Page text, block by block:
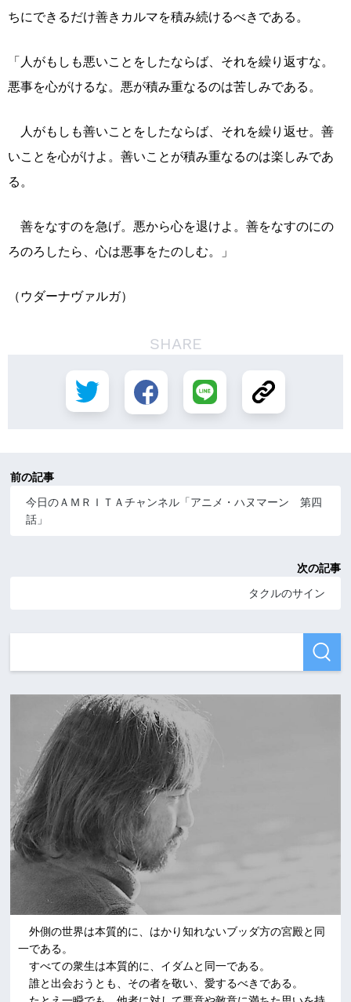
ちにできるだけ善きカルマを積み続けるべきである。
「人がもしも悪いことをしたならば、それを繰り返すな。
悪事を心がけるな。悪が積み重なるのは苦しみである。
人がもしも善いことをしたならば、それを繰り返せ。善
いことを心がけよ。善いことが積み重なるのは楽しみであ
る。
善をなすのを急げ。悪から心を退けよ。善をなすのにの
ろのろしたら、心は悪事をたのしむ。」
（ウダーナヴァルガ）
SHARE
前の記事
今日のＡＭＲＩＴＡチャンネル「アニメ・ハヌマーン 第四
話」
次の記事
タクルのサイン
外側の世界は本質的に、はかり知れないブッダ方の宮殿と同
一である。
すべての衆生は本質的に、イダムと同一である。
誰と出会おうとも、その者を敬い、愛するべきである。